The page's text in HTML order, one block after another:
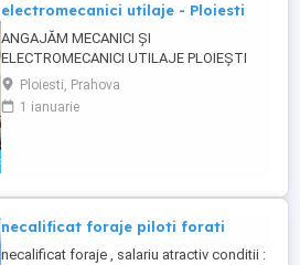
electromecanici utilaje - Ploiesti
ANGAJĂM MECANICI ȘI
ELECTROMECANICI UTILAJE PLOIEȘTI
Pentru unul dintre clienții noștri, o
companie stabilă din domeniul industrial,
recrutăm Mecanici și Electromecanici
Ploiesti, Prahova
1 ianuarie
necalificat foraje piloti forati
necalificat foraje , salariu atractiv conditii :